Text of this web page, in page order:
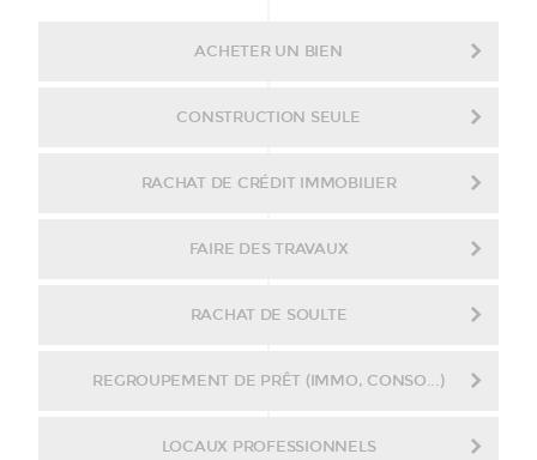
ACHETER UN BIEN
CONSTRUCTION SEULE
RACHAT DE CRÉDIT IMMOBILIER
FAIRE DES TRAVAUX
RACHAT DE SOULTE
REGROUPEMENT DE PRÊT (IMMO, CONSO...)
LOCAUX PROFESSIONNELS